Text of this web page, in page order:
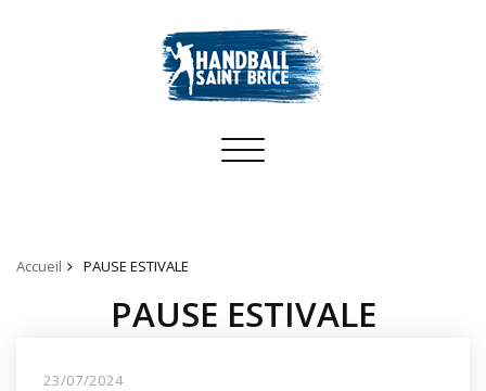
Toggle
Accueil PAUSE ESTIVALE
PAUSE ESTIVALE
23/07/2024